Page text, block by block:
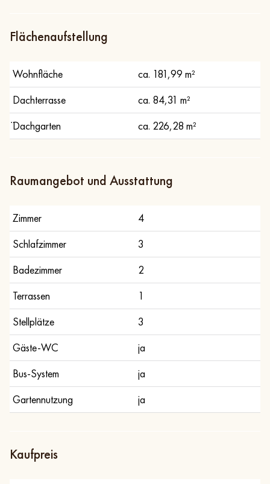
Flächenaufstellung
Wohnfläche
ca. 181,99 m²
Dachterrasse
ca. 84,31 m²
̈Dachgarten
ca. 226,28 m²
Raumangebot und Ausstattung
Zimmer
4
Schlafzimmer
3
Badezimmer
2
Terrassen
1
Stellplätze
3
Gäste-WC
ja
Bus-System
ja
Gartennutzung
ja
Kaufpreis